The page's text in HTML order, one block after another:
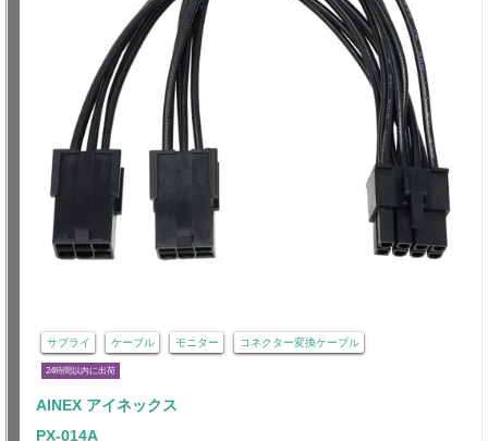
サプライ ケーブル モニター コネクター変換ケーブル
24時間以内に出荷
AINEX アイネックス
PX-014A